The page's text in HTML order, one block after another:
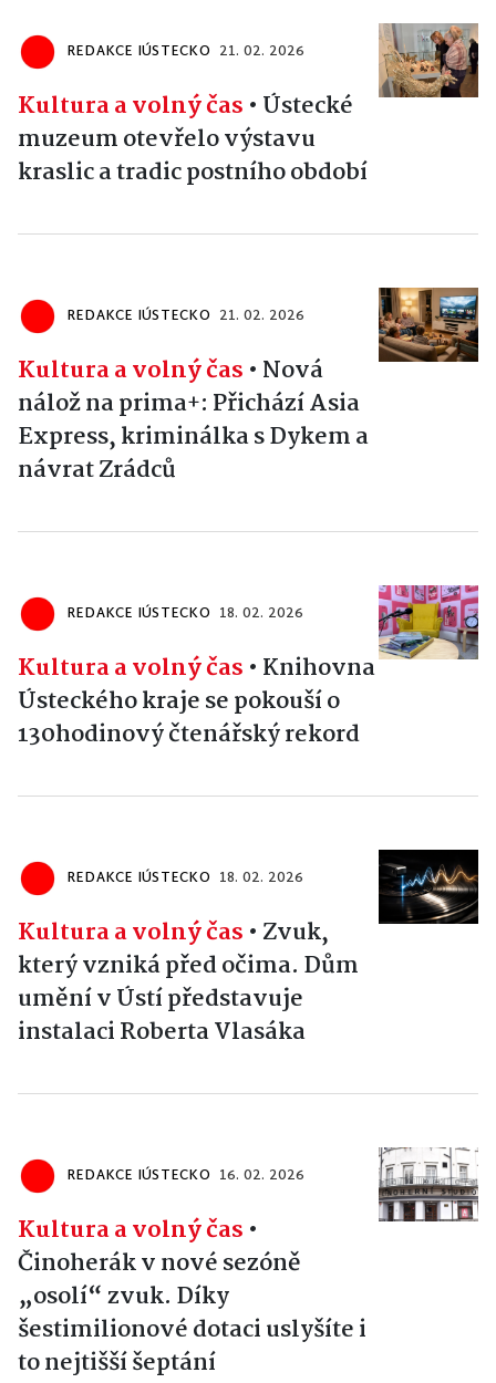
REDAKCE IÚSTECKO 21. 02. 2026
Kultura a volný čas • Ústecké
muzeum otevřelo výstavu
kraslic a tradic postního období
REDAKCE IÚSTECKO 21. 02. 2026
Kultura a volný čas • Nová
nálož na prima+: Přichází Asia
Express, kriminálka s Dykem a
návrat Zrádců
REDAKCE IÚSTECKO 18. 02. 2026
Kultura a volný čas • Knihovna
Ústeckého kraje se pokouší o
130hodinový čtenářský rekord
REDAKCE IÚSTECKO 18. 02. 2026
Kultura a volný čas • Zvuk,
který vzniká před očima. Dům
umění v Ústí představuje
instalaci Roberta Vlasáka
REDAKCE IÚSTECKO 16. 02. 2026
Kultura a volný čas •
Činoherák v nové sezóně
„osolí“ zvuk. Díky
šestimilionové dotaci uslyšíte i
to nejtišší šeptání